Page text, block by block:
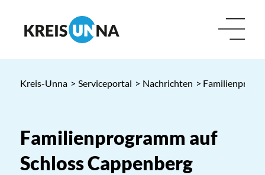
Kreis-Unna > Serviceportal > Nachrichten >
Familienprogramm auf
Schloss Cappenberg